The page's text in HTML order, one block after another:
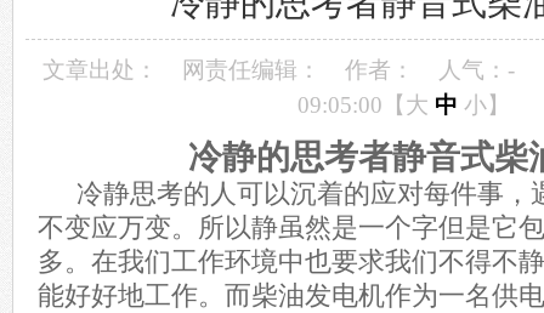
文章出处： 网责任编辑： 作者： 人气： -
09:05:00【大 中 小】
冷静的思考者静音式柴
冷静思考的人可以沉着的应对每件事，
不变应万变。所以静虽然是一个字但是它
多。在我们工作环境中也要求我们不得不
能好好地工作。而柴油发电机作为一名供